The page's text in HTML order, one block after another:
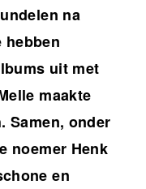
na
hebben
uit met
maakte
Samen, onder
noemer Henk
en